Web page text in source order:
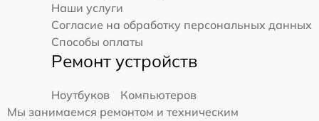
Наши услуги
Согласие на обработку персональных данных
Способы оплаты
Ремонт устройств
Ноутбуков
Компьютеров
Мы занимаемся ремонтом и техническим